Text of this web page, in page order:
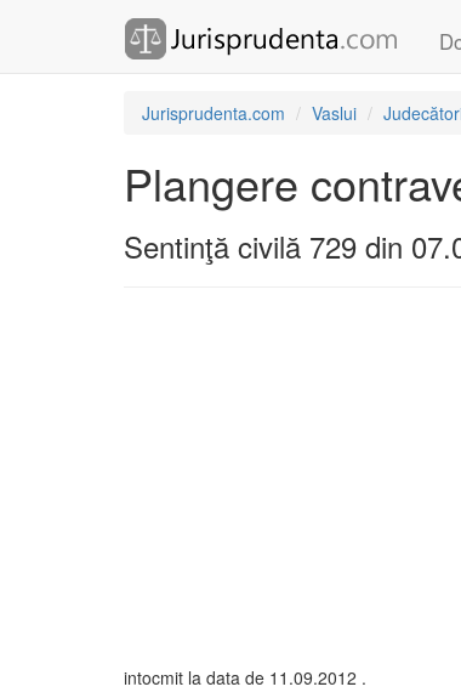
Jurisprudenta.com Vaslui
Plangere
Sentinţă civilă 729 din
intocmit la data de 11.09.2012 .